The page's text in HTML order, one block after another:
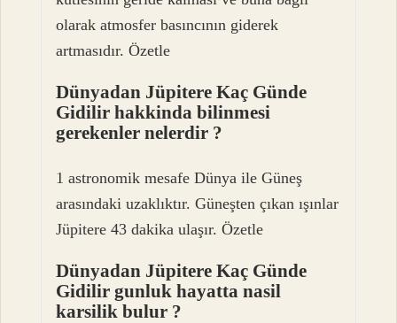
olarak atmosfer basıncının giderek
artmasıdır. Özetle
Dünyadan Jüpitere Kaç Günde
Gidilir hakkinda bilinmesi
gerekenler nelerdir ?
1 astronomik mesafe Dünya ile Güneş
arasındaki uzaklıktır. Güneşten çıkan ışınlar
Jüpitere 43 dakika ulaşır. Özetle
Dünyadan Jüpitere Kaç Günde
Gidilir gunluk hayatta nasil
karsilik bulur ?